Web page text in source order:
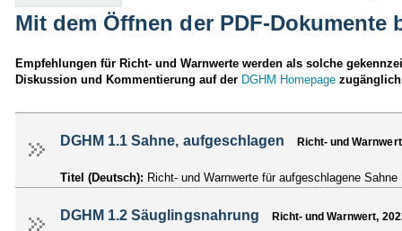
Mit dem Öffnen der PDF-
Empfehlungen für Richt- und Warnwerte werden als solche
Diskussion und Kommentierung auf der DGHM Homepage
DGHM 1.1 Sahne, aufgeschlagen Richt- und
Titel (Deutsch): Richt- und Warnwerte für aufgeschlagene Sahne
DGHM 1.2 Säuglingsnahrung Richt- und Warnwert,